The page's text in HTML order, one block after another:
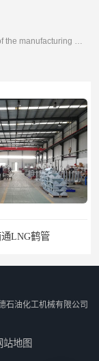
石油化工机械有限公司
站地图